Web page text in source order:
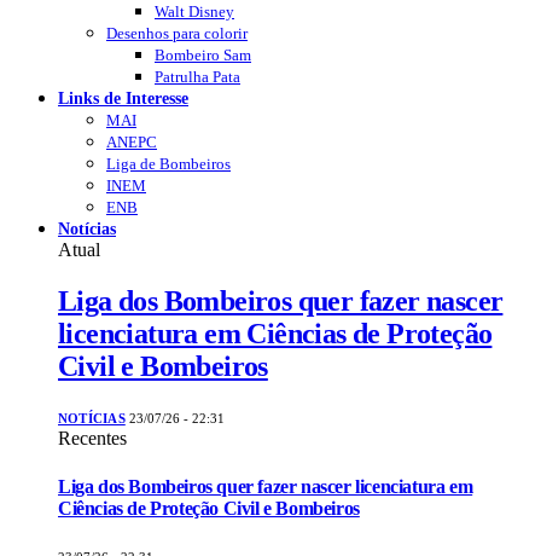
Walt Disney
Desenhos para colorir
Bombeiro Sam
Patrulha Pata
Links de Interesse
MAI
ANEPC
Liga de Bombeiros
INEM
ENB
Notícias
Atual
Liga dos Bombeiros quer fazer nascer
licenciatura em Ciências de Proteção
Civil e Bombeiros
NOTÍCIAS 23/07/26 - 22:31
Recentes
Liga dos Bombeiros quer fazer nascer licenciatura em
Ciências de Proteção Civil e Bombeiros